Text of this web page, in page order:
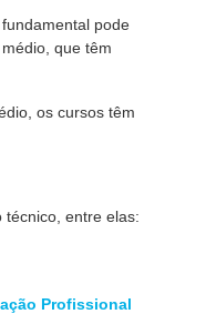
pode
que têm
os cursos têm
técnico, entre elas:
Profissional